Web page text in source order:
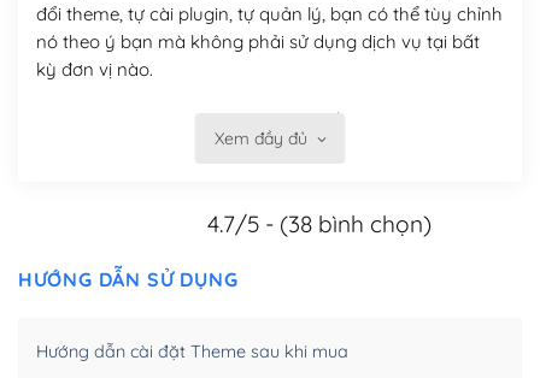
đổi theme, tự cài plugin, tự quản lý, bạn có thể tùy chỉnh
nó theo ý bạn mà không phải sử dụng dịch vụ tại bất
kỳ đơn vị nào.
Việc của bạn là đăng ký một tên miền và hosting để
hóa nội dung cho SEO.
Xem đầy đủ
4.7/5 - (38 bình chọn)
HƯỚNG DẪN SỬ DỤNG
Hướng dẫn cài đặt Theme sau khi mua